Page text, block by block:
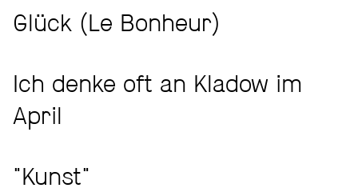
Glück (Le Bonheur)
Ich denke oft an Kladow im
April
"Kunst"